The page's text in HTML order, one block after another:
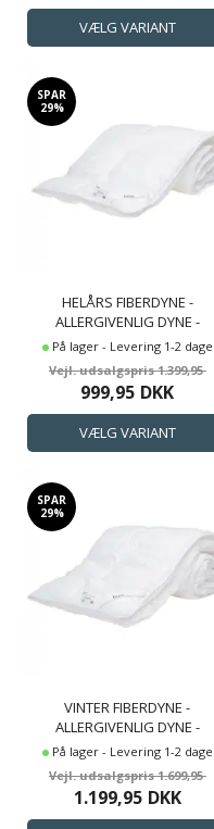
SPAR
29%
HELÅRS FIBERDYNE -
ALLERGIVENLIG DYNE -
ALLERGO - HØIE OF
SCANDINAVIA
På lager - Levering 1-2 dage
1.399,95
999,95 DKK
SPAR
29%
VINTER FIBERDYNE -
ALLERGIVENLIG DYNE -
ALLERGO - HØIE OF
SCANDINAVIA
På lager - Levering 1-2 dage
1.699,95
1.199,95 DKK